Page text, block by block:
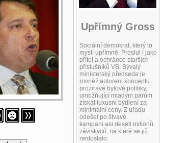
Upřímný Gross
Sociální demokrat, který to
myslí upřímně. Proslul i jako
přítel a ochránce starších
příslušníků VB. Bývalý
ministerský předseda je
rovněž autorem konceptu
prozíravé bytové politiky,
umožňující mladým párům
získat luxusní bydlení za
minimální ceny. Z úřadu
odešel po štvavé
kampani asi deseti milionů
závistivců, na které se již
nedostalo.